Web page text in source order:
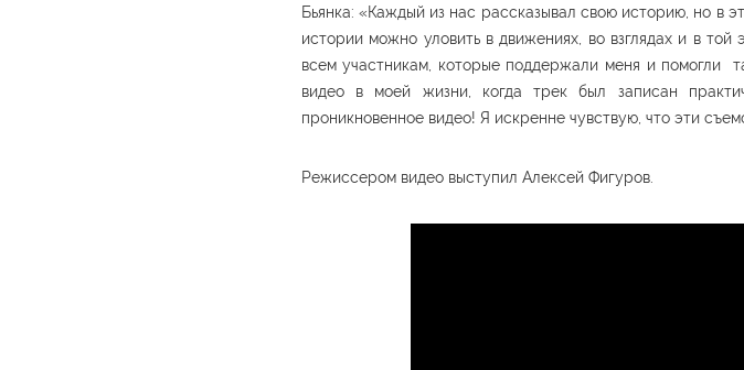
Бьянка: «Каждый из нас рассказывал свою историю, но в
истории можно уловить в движениях, во взглядах и в
всем участникам, которые поддержали меня и помогли
видео в моей жизни, когда трек был записан
проникновенное видео! Я искренне чувствую, что эти
Режиссером видео выступил Алексей Фигуров.